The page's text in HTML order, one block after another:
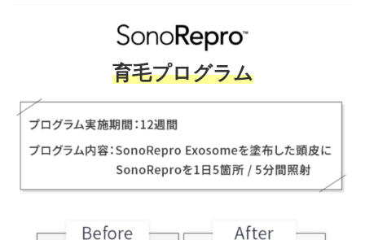
育毛プログラム